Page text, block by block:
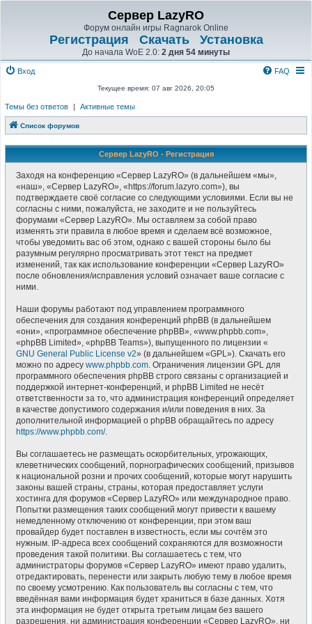
Сервер LazyRO
Форум онлайн игры Ragnarok Online
Регистрация Скачать Установка
До начала WoE 2.0: 2 дня 54 минуты
Вход FAQ
Текущее время: 07 авг 2026, 20:05
Темы без ответов | Активные темы
Список форумов
Сервер LazyRO - Регистрация
Заходя на конференцию «Сервер LazyRO» (в дальнейшем «мы»,
«наш», «Сервер LazyRO», «https://forum.lazyro.com»), вы
подтверждаете своё согласие со следующими условиями. Если вы не
согласны с ними, пожалуйста, не заходите и не пользуйтесь
форумами «Сервер LazyRO». Мы оставляем за собой право
изменять эти правила в любое время и сделаем всё возможное,
чтобы уведомить вас об этом, однако с вашей стороны было бы
разумным регулярно просматривать этот текст на предмет
изменений, так как использование конференции «Сервер LazyRO»
после обновления/исправления условий означает ваше согласие с
ними.
Наши форумы работают под управлением программного
обеспечения для создания конференций phpBB (в дальнейшем
«они», «программное обеспечение phpBB», «www.phpbb.com»,
«phpBB Limited», «phpBB Teams»), выпущенного по лицензии «
GNU General Public License v2» (в дальнейшем «GPL»). Скачать его
можно по адресу www.phpbb.com. Ограничения лицензии GPL для
программного обеспечения phpBB строго связаны с организацией и
поддержкой интернет-конференций, и phpBB Limited не несёт
ответственности за то, что администрация конференций определяет
в качестве допустимого содержания и/или поведения в них. За
дополнительной информацией о phpBB обращайтесь по адресу
https://www.phpbb.com/.
Вы соглашаетесь не размещать оскорбительных, угрожающих,
клеветнических сообщений, порнографических сообщений, призывов
к национальной розни и прочих сообщений, которые могут нарушить
законы вашей страны, страны, которая предоставляет услуги
хостинга для форумов «Сервер LazyRO» или международное право.
Попытки размещения таких сообщений могут привести к вашему
немедленному отключению от конференции, при этом ваш
провайдер будет поставлен в известность, если мы сочтём это
нужным. IP-адреса всех сообщений сохраняются для возможности
проведения такой политики. Вы соглашаетесь с тем, что
администраторы форумов «Сервер LazyRO» имеют право удалить,
отредактировать, перенести или закрыть любую тему в любое время
по своему усмотрению. Как пользователь вы согласны с тем, что
введённая вами информация будет храниться в базе данных. Хотя
эта информация не будет открыта третьим лицам без вашего
разрешения, ни администрация конференции «Сервер LazyRO», ни